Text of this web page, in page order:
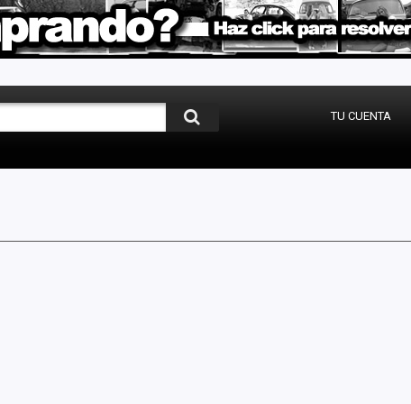
TU CUENTA